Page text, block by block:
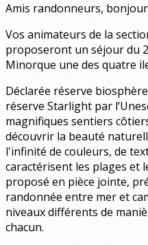
Amis randonneurs,
Vos animateurs de la
proposeront un séjour du
Minorque une des quatre
Déclarée réserve
réserve Starlight par
magnifiques sentiers
découvrir la beauté
l'infinité de couleurs, de
caractérisent les plages et
proposé en pièce jointe,
randonnée entre mer et
niveaux différents de
chacun.